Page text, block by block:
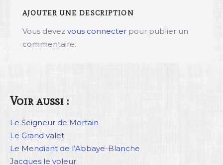
AJOUTER UNE DESCRIPTION
Vous devez vous connecter pour publier un
commentaire.
Voir aussi :
Le Seigneur de Mortain
Le Grand valet
Le Mendiant de l’Abbaye-Blanche
Jacques le voleur